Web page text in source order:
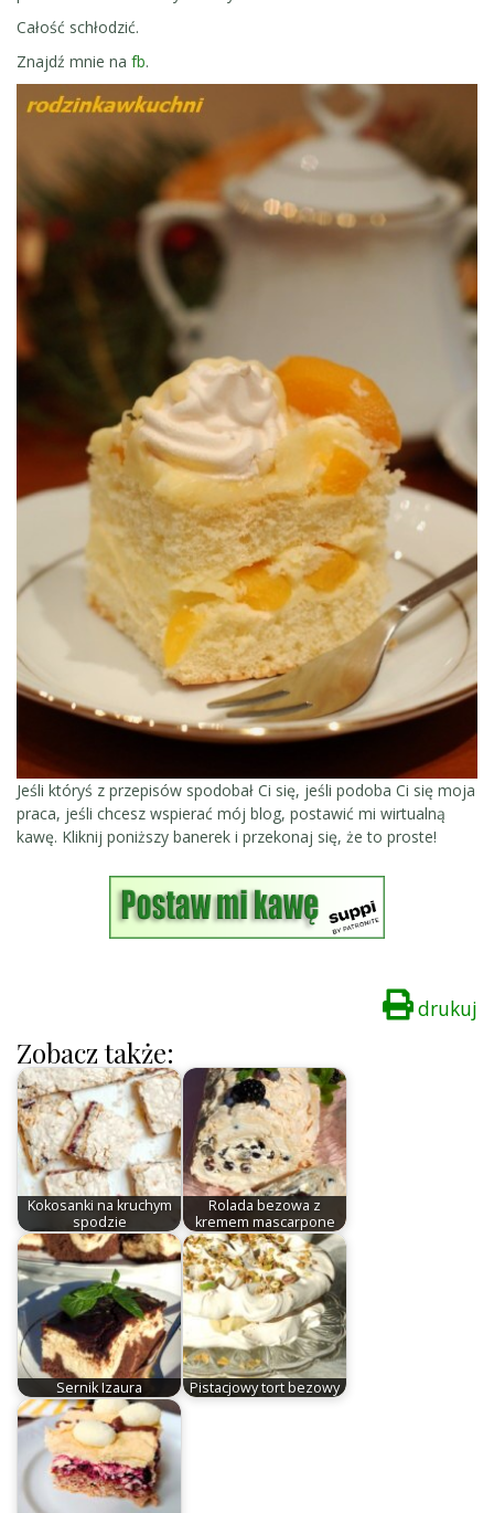
Całość schłodzić.
Znajdź mnie na fb.
Jeśli któryś z przepisów spodobał Ci się, jeśli podoba Ci się moja
praca, jeśli chcesz wspierać mój blog, postawić mi wirtualną
kawę. Kliknij poniższy banerek i przekonaj się, że to proste!
drukuj
Zobacz także:
Kokosanki na kruchym
spodzie
Rolada bezowa z
kremem mascarpone
Sernik Izaura Pistacjowy tort bezowy